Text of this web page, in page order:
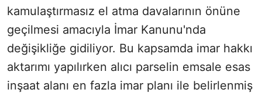
kamulaştırmasız el atma davalarının önüne
geçilmesi amacıyla İmar Kanunu'nda
değişikliğe gidiliyor. Bu kapsamda imar hakkı
aktarımı yapılırken alıcı parselin emsale esas
inşaat alanı en fazla imar planı ile belirlenmiş